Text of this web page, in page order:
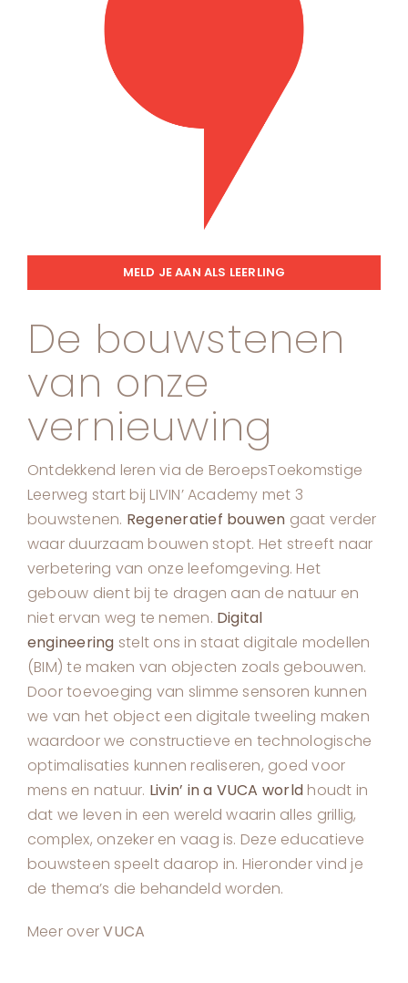
MELD JE AAN ALS LEERLING
De bouwstenen
van onze
vernieuwing
Ontdekkend leren via de BeroepsToekomstige
Leerweg start bij LIVIN’ Academy met 3
bouwstenen. Regeneratief bouwen gaat verder
waar duurzaam bouwen stopt. Het streeft naar
verbetering van onze leefomgeving. Het
gebouw dient bij te dragen aan de natuur en
niet ervan weg te nemen. Digital
engineering stelt ons in staat digitale modellen
(BIM) te maken van objecten zoals gebouwen.
Door toevoeging van slimme sensoren kunnen
we van het object een digitale tweeling maken
waardoor we constructieve en technologische
optimalisaties kunnen realiseren, goed voor
mens en natuur. Livin’ in a VUCA world houdt in
dat we leven in een wereld waarin alles grillig,
complex, onzeker en vaag is. Deze educatieve
bouwsteen speelt daarop in. Hieronder vind je
de thema’s die behandeld worden.
Meer overVUCA